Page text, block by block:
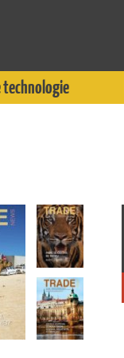
technologie